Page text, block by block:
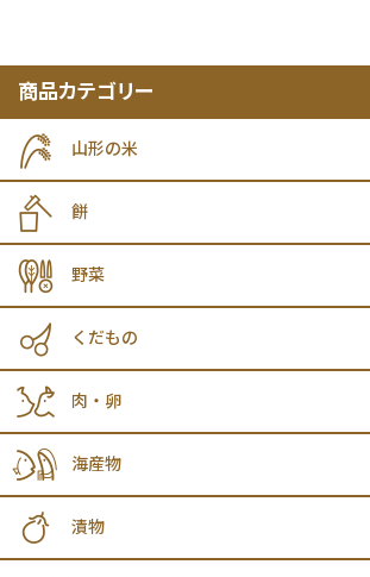
商品カテゴリー
山形の米
餅
野菜
くだもの
肉・卵
海産物
漬物